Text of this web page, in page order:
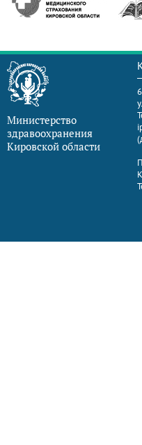
Министерство
здравоохранения
Кировской области